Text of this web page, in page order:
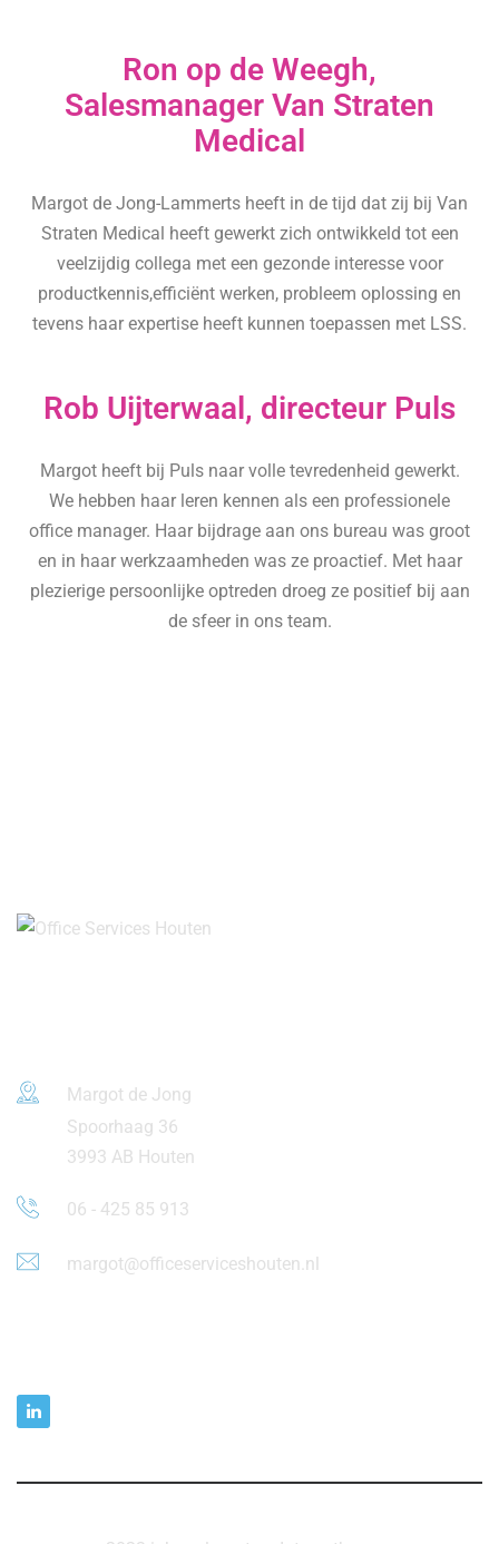
Ron op de Weegh,
Salesmanager Van Straten
Medical
Margot de Jong-Lammerts heeft in de tijd dat zij bij Van
Straten Medical heeft gewerkt zich ontwikkeld tot een
veelzijdig collega met een gezonde interesse voor
productkennis,efficiënt werken, probleem oplossing en
tevens haar expertise heeft kunnen toepassen met LSS.
Rob Uijterwaal, directeur Puls
Margot heeft bij Puls naar volle tevredenheid gewerkt.
We hebben haar leren kennen als een professionele
office manager. Haar bijdrage aan ons bureau was groot
en in haar werkzaamheden was ze proactief. Met haar
plezierige persoonlijke optreden droeg ze positief bij aan
de sfeer in ons team.
Margot de Jong
Spoorhaag 36
3993 AB Houten
06 - 425 85 913
margot@officeserviceshouten.nl